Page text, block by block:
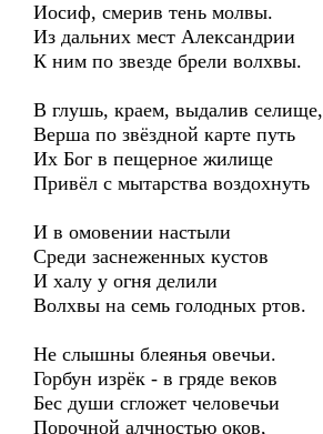
Иосиф, смерив тень молвы.
Из дальних мест Александрии
К ним по звезде брели волхвы.
В глушь, краем, выдалив селище,
Верша по звёздной карте путь
Их Бог в пещерное жилище
Привёл с мытарства воздохнуть
И в омовении настыли
Среди заснеженных кустов
И халу у огня делили
Волхвы на семь голодных ртов.
Не слышны блеянья овечьи.
Горбун изрёк - в гряде веков
Бес души сгложет человечьи
Порочной алчностью оков,